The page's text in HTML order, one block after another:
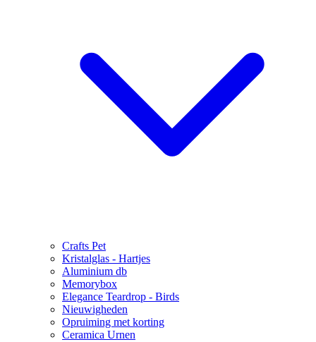
Crafts Pet
Kristalglas - Hartjes
Aluminium db
Memorybox
Elegance Teardrop - Birds
Nieuwigheden
Opruiming met korting
Ceramica Urnen